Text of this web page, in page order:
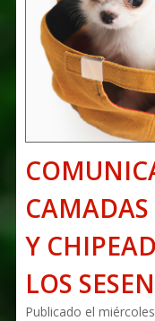
CAMADAS
Y
LOS
Publicado el